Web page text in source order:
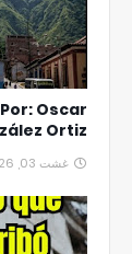
Oscar
Ortiz
غشت 03, 2026